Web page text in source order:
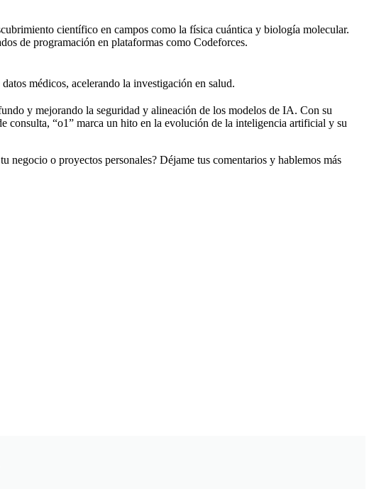
científico en campos como la física cuántica y biología molecular.
de programación en plataformas como Codeforces.
médicos, acelerando la investigación en salud.
y mejorando la seguridad y alineación de los modelos de IA. Con su
consulta, “o1” marca un hito en la evolución de la inteligencia artificial y su
negocio o proyectos personales? Déjame tus comentarios y hablemos más